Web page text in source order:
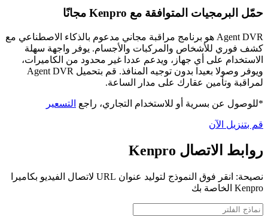
حمّل البرمجيات المتوافقة مع Kenpro مجانًا
Agent DVR هو برنامج مراقبة مجاني مدعوم بالذكاء الاصطناعي مع
كشف فوري للأشخاص والمركبات والأجسام. يوفر واجهة سهلة
الاستخدام على أي جهاز، ويدعم عددا غير محدود من الكاميرات،
ويوفر وصولا بعيدا بدون توجيه المنافذ. قم بتحميل Agent DVR
لمراقبة وتأمين عقارك على مدار الساعة.
*للوصول عن بسرية أو للاستخدام التجاري، راجع التسعير
قم بتنزيل الآن
روابط الاتصال Kenpro
نصيحة: انقر فوق النموذج لتوليد عنوان URL لاتصال الفيديو بكاميرا
Kenpro الخاصة بك